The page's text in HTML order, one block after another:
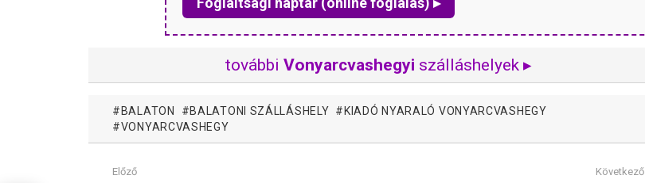
további Vonyarcvashegyi szálláshelyek ▸
BALATON BALATONI SZÁLLÁSHELY
KIADÓ NYARALÓ VONYARCVASHEGY
VONYARCVASHEGY
MutassElőző Következő